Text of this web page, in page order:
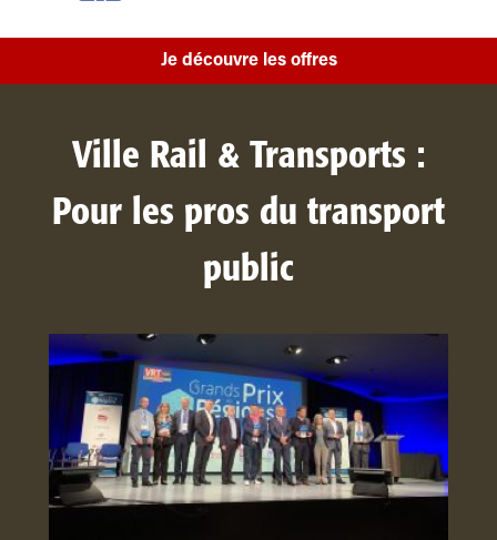
Je découvre les offres
Ville Rail & Transports :
Pour les pros du transport
public